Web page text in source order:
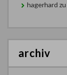
hagerhard zu
archiv